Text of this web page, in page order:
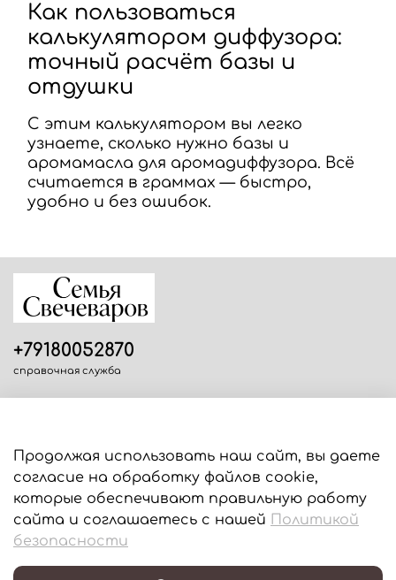
Как пользоваться
калькулятором диффузора:
точный расчёт базы и
отдушки
С этим калькулятором вы легко
узнаете, сколько нужно базы и
аромамасла для аромадиффузора. Всё
считается в граммах — быстро,
удобно и без ошибок.
Информация
Для пользователей
+79180052870
справочная служба
Продолжая использовать наш сайт, вы даете
согласие на обработку файлов cookie,
которые обеспечивают правильную работу
сайта и соглашаетесь с нашей Политикой
безопасности